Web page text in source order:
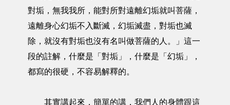
對垢，無我我所，能對所對遠離幻垢就叫菩薩，
遠離身心幻垢不入斷滅，幻垢滅盡，對垢也滅
除，就沒有對垢也沒有名叫做菩薩的人。」這一
段的註解，什麼是「對垢」，什麼是「幻垢」，
都寫的很硬，不容易解釋的。
其實講起來，簡單的講，我們人的身體跟這